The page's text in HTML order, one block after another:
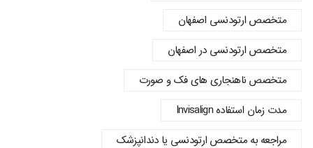
متخصص ارتودنسی اصفهان
متخصص ارتودنسی در اصفهان
متخصص ناهنجاری های فک و صورت
مدت زمان استفاده Invisalign
مراجعه به متخصص ارتودنسی یا دندانپزشک